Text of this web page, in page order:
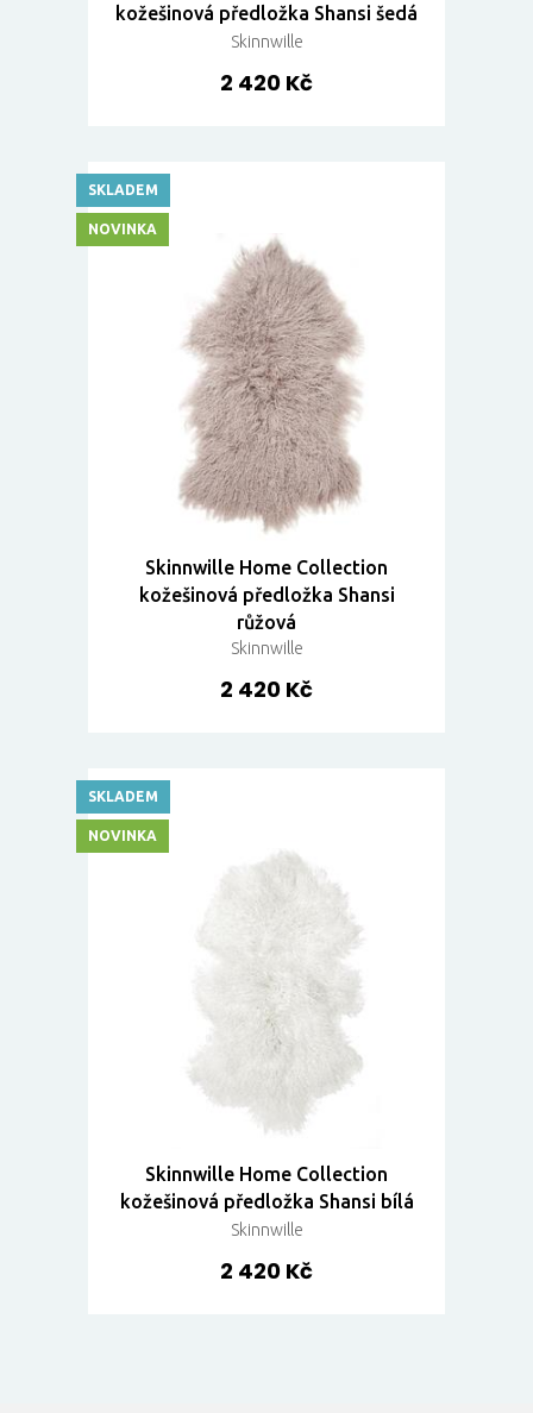
kožešinová předložka Shansi šedá
Skinnwille
2 420 Kč
Skinnwille Home Collection
kožešinová předložka Shansi
růžová
Skinnwille
2 420 Kč
SKLADEM
NOVINKA
Skinnwille Home Collection
kožešinová předložka Shansi bílá
Skinnwille
2 420 Kč
SKLADEM
NOVINKA